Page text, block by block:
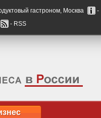
гастроном, Москва
-
- RSS